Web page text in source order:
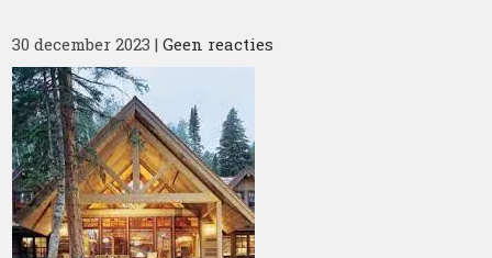
30 december 2023 |Geen reacties